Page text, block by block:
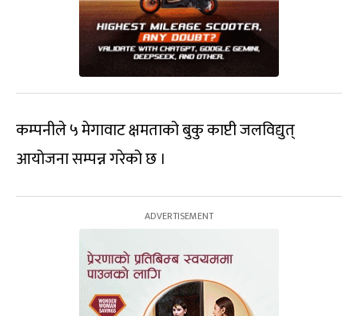
कम्पनीले ५ मेगावाट क्षमताको बुकु काप्टी जलविद्युत्
आयोजना सम्पन्न गरेको छ ।